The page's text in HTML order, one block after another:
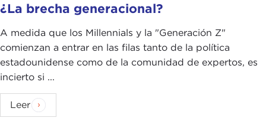
¿La brecha generacional?
A medida que los Millennials y la "Generación Z"
comienzan a entrar en las filas tanto de la política
estadounidense como de la comunidad de expertos, es
incierto si ...
Leer